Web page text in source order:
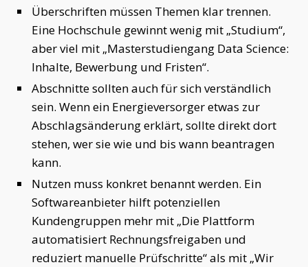
Überschriften müssen Themen klar trennen.
Eine Hochschule gewinnt wenig mit „Studium“,
aber viel mit „Masterstudiengang Data Science:
Inhalte, Bewerbung und Fristen“.
Abschnitte sollten auch für sich verständlich
sein. Wenn ein Energieversorger etwas zur
Abschlagsänderung erklärt, sollte direkt dort
stehen, wer sie wie und bis wann beantragen
kann.
Nutzen muss konkret benannt werden. Ein
Softwareanbieter hilft potenziellen
Kundengruppen mehr mit „Die Plattform
automatisiert Rechnungsfreigaben und
reduziert manuelle Prüfschritte“ als mit „Wir